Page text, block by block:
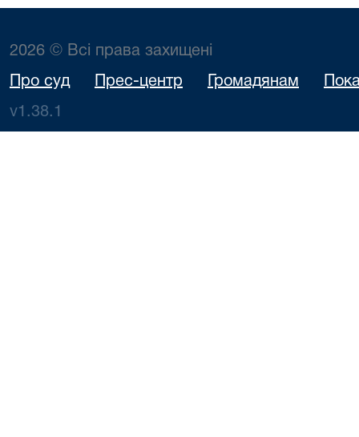
2026 © Всі права захищені
Про суд Прес-центр Громадянам
v1.38.1